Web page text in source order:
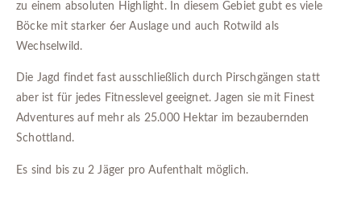
zu einem absoluten Highlight. In diesem Gebiet gubt es viele
Böcke mit starker 6er Auslage und auch Rotwild als
Wechselwild.
Die Jagd findet fast ausschließlich durch Pirschgängen statt
aber ist für jedes Fitnesslevel geeignet. Jagen sie mit Finest
Adventures auf mehr als 25.000 Hektar im bezaubernden
Schottland.
Es sind bis zu 2 Jäger pro Aufenthalt möglich.